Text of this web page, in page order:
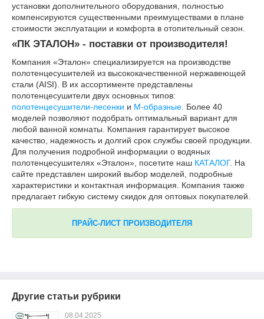
установки дополнительного оборудования, полностью
компенсируются существенными преимуществами в плане
стоимости эксплуатации и комфорта в отопительный сезон.
«ПК ЭТАЛОН» - поставки от производителя!
Компания «Эталон» специализируется на производстве
полотенцесушителей из высококачественной нержавеющей
стали (AISI). В их ассортименте представлены
полотенцесушители двух основных типов:
полотенцесушители-лесенки и М-образные. Более 40
моделей позволяют подобрать оптимальный вариант для
любой ванной комнаты. Компания гарантирует высокое
качество, надежность и долгий срок службы своей продукции.
Для получения подробной информации о водяных
полотенцесушителях «Эталон», посетите наш КАТАЛОГ. На
сайте представлен широкий выбор моделей, подробные
характеристики и контактная информация. Компания также
предлагает гибкую систему скидок для оптовых покупателей.
ПРАЙС-ЛИСТ ПРОИЗВОДИТЕЛЯ
Другие статьи рубрики
08.04.2025